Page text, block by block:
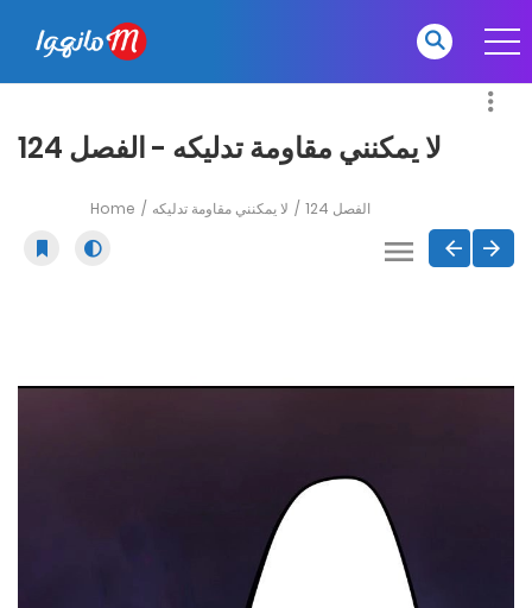
لا يمكنني مقاومة تدليكه - الفصل 124
Home لا يمكنني مقاومة تدليكه الفصل 124